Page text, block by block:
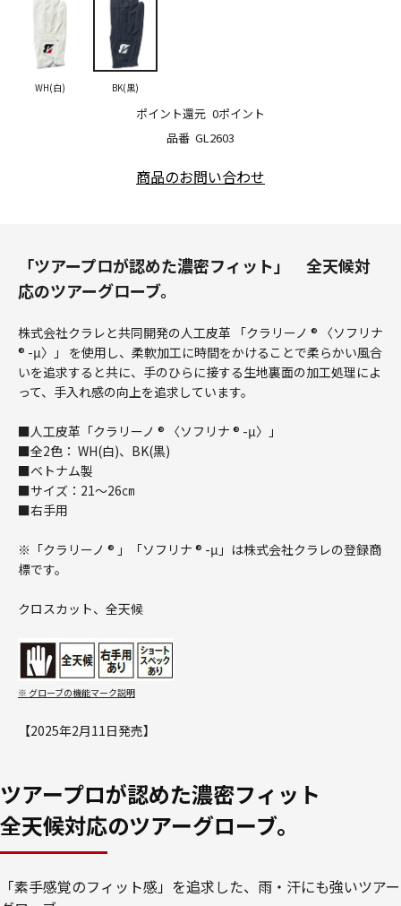
品番 GL2603
ポイント還元 0ポイント
WH(白) BK(黒)
商品のお問い合わせ
「ツアープロが認めた濃密フィット」 全天候対
応のツアーグローブ。
株式会社クラレと共同開発の人工皮革 「クラリーノ ® 〈ソフリナ
® -μ〉」 を使用し、柔軟加工に時間をかけることで柔らかい風合
いを追求すると共に、手のひらに接する生地裏面の加工処理によ
って、手入れ感の向上を追求しています。
■人工皮革「クラリーノ ® 〈ソフリナ ® -μ〉」
■全2色： WH(白)、BK(黒)
■ベトナム製
■サイズ：21～26㎝
■右手用
※「クラリーノ ® 」「ソフリナ ® -μ」は株式会社クラレの登録商
標です。
クロスカット、全天候
※ グローブの機能マーク説明
【2025年2月11日発売】
ツアープロが認めた濃密フィット
全天候対応のツアーグローブ。
「素手感覚のフィット感」を追求した、雨・汗にも強いツアー